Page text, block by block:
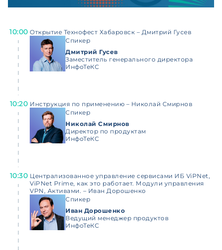
10:00 Открытие Технофест Хабаровск – Дмитрий Гусев
Спикер
Дмитрий Гусев
Заместитель генерального директора
ИнфоТеКС
10:20 Инструкция по применению – Николай Смирнов
Спикер
Николай Смирнов
Директор по продуктам
ИнфоТеКС
10:30 Централизованное управление сервисами ИБ ViPNet,
ViPNet Prime, как это работает. Модули управления
VPN, Активами. – Иван Дорошенко
Спикер
Иван Дорошенко
Ведущий менеджер продуктов
ИнфоТеКС